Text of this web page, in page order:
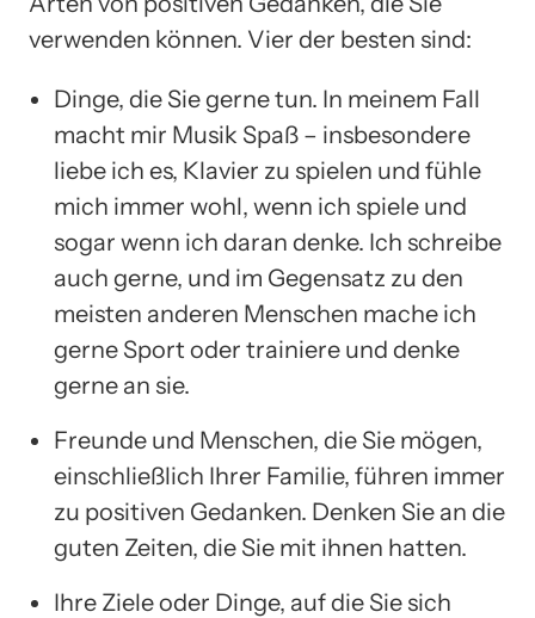
verwenden können. Vier der besten sind:
Dinge, die Sie gerne tun. In meinem Fall
macht mir Musik Spaß – insbesondere
liebe ich es, Klavier zu spielen und fühle
mich immer wohl, wenn ich spiele und
sogar wenn ich daran denke. Ich schreibe
auch gerne, und im Gegensatz zu den
meisten anderen Menschen mache ich
gerne Sport oder trainiere und denke
gerne an sie.
Freunde und Menschen, die Sie mögen,
einschließlich Ihrer Familie, führen immer
zu positiven Gedanken. Denken Sie an die
guten Zeiten, die Sie mit ihnen hatten.
Ihre Ziele oder Dinge, auf die Sie sich